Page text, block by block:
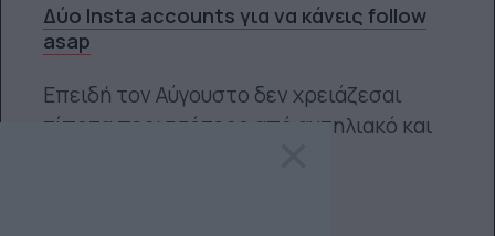
Δύο Insta accounts για να κάνεις follow
asap
Επειδή τον Αύγουστο δεν χρειάζεσαι
τίποτα περισσότερο από αντηλιακό και